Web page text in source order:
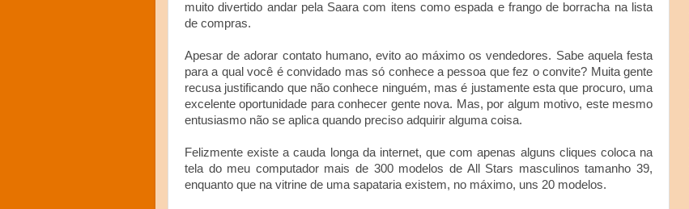
muito divertido andar pela Saara com itens como espada e frango de borracha na lista
de compras.
Apesar de adorar contato humano, evito ao máximo os vendedores. Sabe aquela festa
para a qual você é convidado mas só conhece a pessoa que fez o convite? Muita gente
recusa justificando que não conhece ninguém, mas é justamente esta que procuro, uma
excelente oportunidade para conhecer gente nova. Mas, por algum motivo, este mesmo
entusiasmo não se aplica quando preciso adquirir alguma coisa.
Felizmente existe a cauda longa da internet, que com apenas alguns cliques coloca na
tela do meu computador mais de 300 modelos de All Stars masculinos tamanho 39,
enquanto que na vitrine de uma sapataria existem, no máximo, uns 20 modelos.